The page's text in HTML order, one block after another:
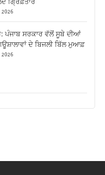
ਗ੍ਰਿਫ਼ਤਾਰ
ਪੰਜਾਬ ਸਰਕਾਰ ਵੱਲੋਂ ਸੂਬੇ ਦੀਆਂ
ਦੇ ਬਿਜਲੀ ਬਿੱਲ ਮੁਆਫ਼